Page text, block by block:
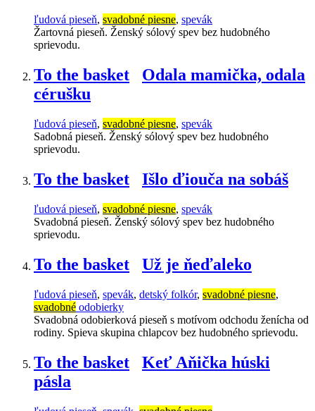
ľudová pieseň, svadobné piesne, spevák
Žartovná pieseň. Ženský sólový spev bez hudobného
sprievodu.
To the basket
Odala mamička, odala
cérušku
ľudová pieseň, svadobné piesne, spevák
Sadobná pieseň. Ženský sólový spev bez hudobného
sprievodu.
To the basket Išlo ďiouča na sobáš
ľudová pieseň, svadobné piesne, spevák
Svadobná pieseň. Ženský sólový spev bez hudobného
sprievodu.
To the basket Už je ňeďaleko
ľudová pieseň, spevák, detský folkór, svadobné piesne,
svadobné odobierky
Svadobná odobierková pieseň s motívom odchodu ženícha od
rodiny. Spieva skupina chlapcov bez hudobného sprievodu.
To the basket
Keť Aňička húski
pásla